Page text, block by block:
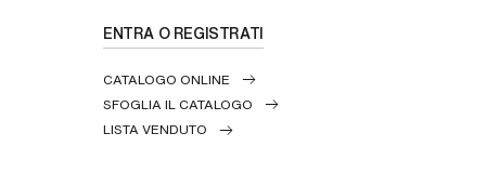
ENTRA O REGISTRATI
CATALOGO ONLINE
SFOGLIA IL CATALOGO
LISTA VENDUTO